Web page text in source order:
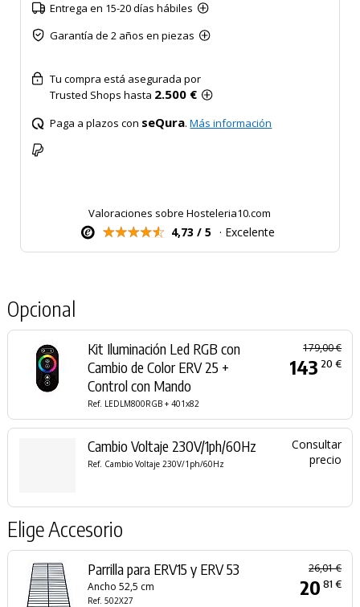
Entrega en 15-20 días hábiles
Garantía de 2 años en piezas
Tu compra está asegurada por
Trusted Shops hasta 2.500 €
Paga a plazos con seQura.Más información
Valoraciones sobre Hosteleria10.com
4,73 / 5 · Excelente
Opcional
Kit Iluminación Led RGB con
Cambio de Color ERV 25 +
Control con Mando
Ref. LEDLM800RGB + 401x82
179,00 €
143 20 €
Cambio Voltaje 230V/1ph/60Hz
Ref. Cambio Voltaje 230V/1ph/60Hz
Consultar
precio
Elige Accesorio
Parrilla para ERV15 y ERV 53
Ancho 52,5 cm
Ref. 502X27
26,01 €
20 81 €